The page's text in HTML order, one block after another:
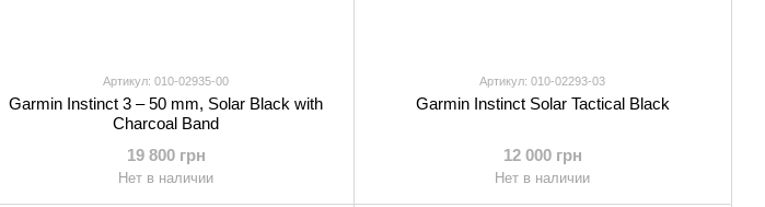
Артикул: 010-02935-00
Garmin Instinct 3 – 50 mm, Solar Black with
Charcoal Band
19 800 грн
Нет в наличии
Артикул: 010-02293-03
Garmin Instinct Solar Tactical Black
12 000 грн
Нет в наличии